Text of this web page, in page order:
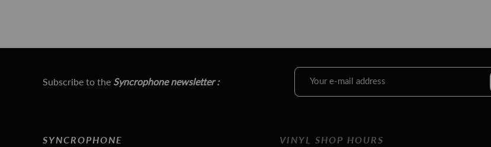
Subscribe to the Syncrophone newsletter :
SYNCROPHONE VINYL SHOP HOURS